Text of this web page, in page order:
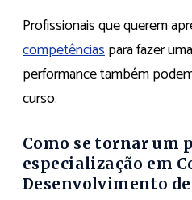
Profissionais que querem
competênciaspara fazer
performance também
curso.
Como se tornar um
especialização em
Desenvolvimento